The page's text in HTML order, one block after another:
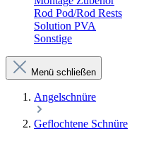
Rod Pod/Rod Rests
Solution PVA
Sonstige
Menü schließen
Angelschnüre
Geflochtene Schnüre